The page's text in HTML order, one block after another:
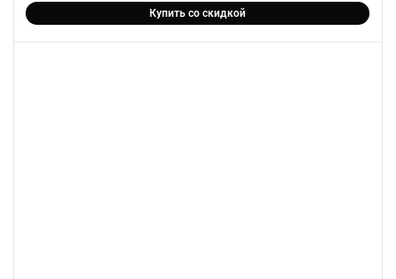
Купить со скидкой